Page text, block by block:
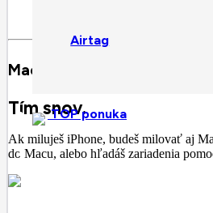
Airtag
TOP ponuka
Mac + iPhone
Tím snov.
Ak miluješ iPhone, budeš milovať aj
do Macu, alebo hľadáš zariadenia